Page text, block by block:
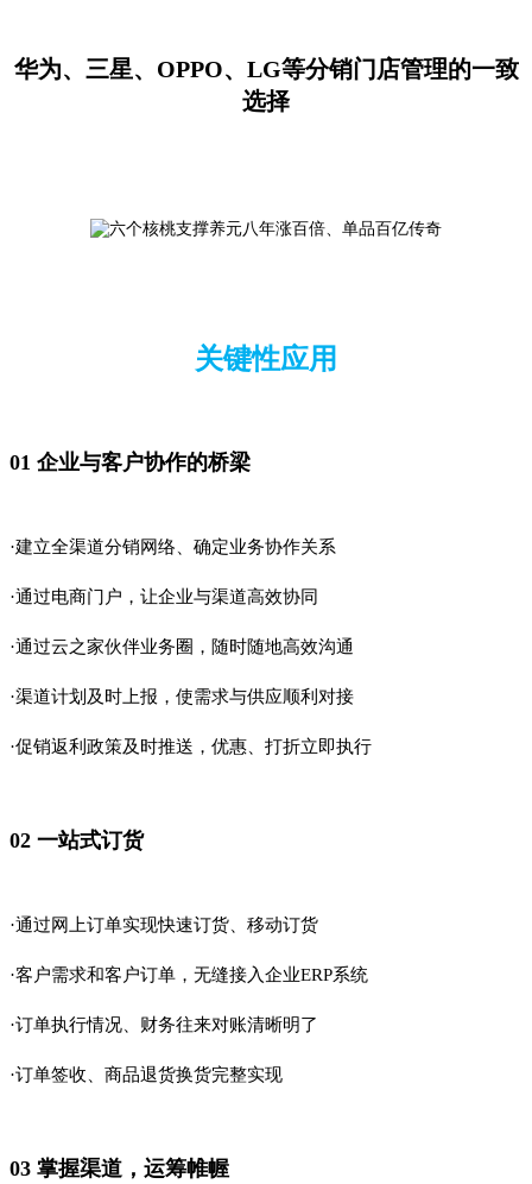
华为、三星、OPPO、LG等分销门店管理的一致
选择
关键性应用
01 企业与客户协作的桥梁
·建立全渠道分销网络、确定业务协作关系
·通过电商门户，让企业与渠道高效协同
·通过云之家伙伴业务圈，随时随地高效沟通
·渠道计划及时上报，使需求与供应顺利对接
·促销返利政策及时推送，优惠、打折立即执行
02 一站式订货
·通过网上订单实现快速订货、移动订货
·客户需求和客户订单，无缝接入企业ERP系统
·订单执行情况、财务往来对账清晰明了
·订单签收、商品退货换货完整实现
03 掌握渠道，运筹帷幄